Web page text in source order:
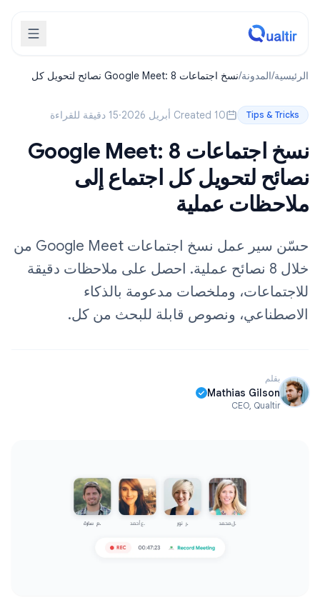
الرئيسية/المدونة/
نسخ اجتماعات Google Meet: 8 نصائح لتحويل كل
Tips & Tricks Created 10 أبريل 2026 ·15 دقيقة للقراءة
نسخ اجتماعات Google Meet: 8
نصائح لتحويل كل اجتماع إلى
ملاحظات عملية
حسّن سير عمل نسخ اجتماعات Google Meet من
خلال 8 نصائح عملية. احصل على ملاحظات دقيقة
للاجتماعات، وملخصات مدعومة بالذكاء
الاصطناعي، ونصوص قابلة للبحث من كل.
بقلم
Mathias Gilson
CEO, Qualtir